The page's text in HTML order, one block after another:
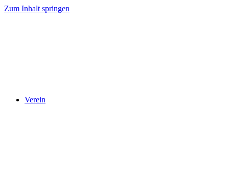
Zum Inhalt springen
Verein